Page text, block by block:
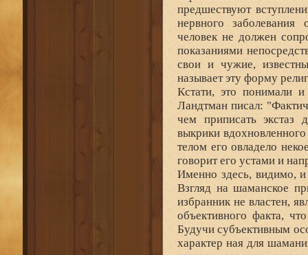
предшествуют
нервного
человек не должен
показаниями
свои и чужие,
называет эту форму
Кстати, это понимали
Ландтман писал:
чем приписать экстаз
выкрики
телом его овладело
говорит его устами и
Именно здесь, видимо,
Взгляд на шаманское
избранник не властен,
объективного факта,
Будучи субъективным
характер ная для